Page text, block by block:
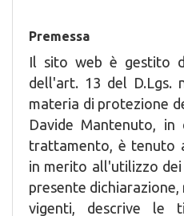
Premessa
Il sito web è gestito
dell'art. 13 del D.Lgs.
materia di protezione
Davide Mantenuto,
trattamento, è tenuto
in merito all'utilizzo
presente dichiarazione,
vigenti, descrive le